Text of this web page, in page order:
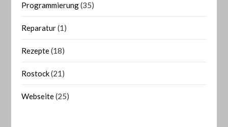
Programmierung(35)
Reparatur(1)
Rezepte(18)
Rostock(21)
Webseite(25)